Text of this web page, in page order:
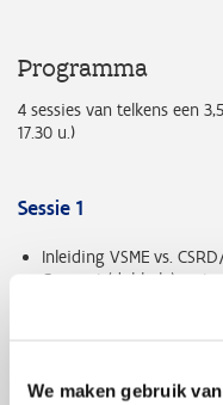
We maken gebruik
Programma
4 sessies van telkens een
17.30 u.)
Sessie 1
Inleiding VSME vs.
Concept (dubbele)
voldoende focus op wat